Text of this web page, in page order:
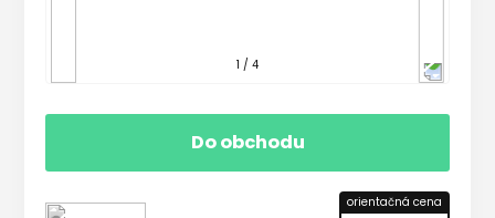
1 / 4
Do obchodu
orientačná cena